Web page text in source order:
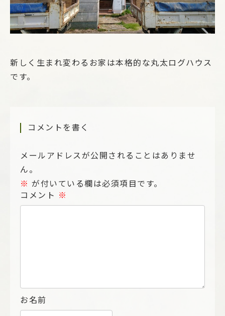
新しく生まれ変わるお家は本格的な丸太ログハウス
です。
コメントを書く
メールアドレスが公開されることはありませ
ん。
※ が付いている欄は必須項目です。
コメント ※
お名前